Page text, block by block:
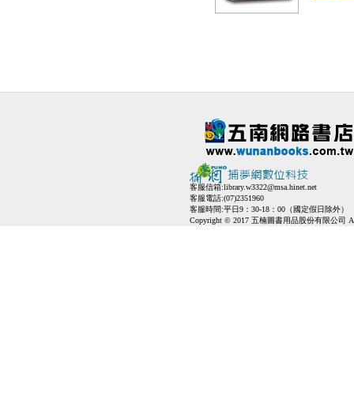
客服信箱:library.w3322@msa.hinet.net
客服電話:(07)2351960
客服時間:平日9：30-18：00（國定假日除外）
Copyright © 2017 五楠圖書用品股份有限公司